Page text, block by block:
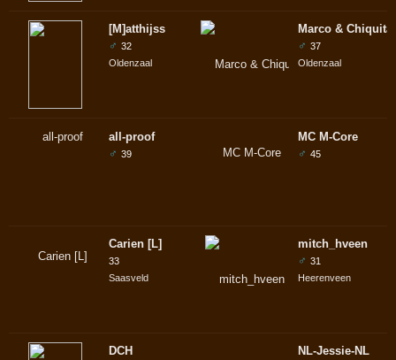
[M]atthijss
♂ 32
Oldenzaal
all-proof
♂ 39
Carien [L]
33
Saasveld
DCH
Marco & Chiquita
♂ 37
Oldenzaal
MC M-Core
♂ 45
mitch_hveen
♂ 31
Heerenveen
NL-Jessie-NL